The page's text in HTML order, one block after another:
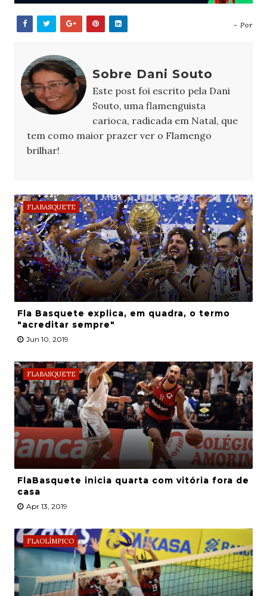
- Por
Sobre Dani Souto
Este post foi escrito pela Dani
Souto, uma flamenguista
carioca, radicada em Natal, que
tem como maior prazer ver o Flamengo
brilhar!
FLABASQUETE
Fla Basquete explica, em quadra, o termo
"acreditar sempre"
Jun 10, 2019
FLABASQUETE
FlaBasquete inicia quarta com vitória fora de
casa
Apr 13, 2019
FLAOLÍMPICO